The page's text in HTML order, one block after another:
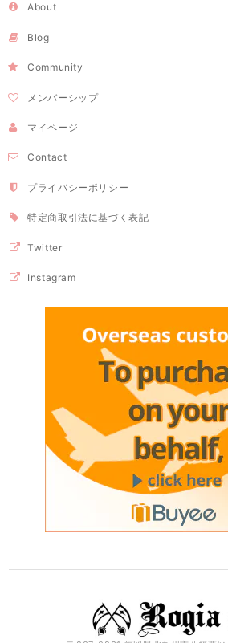
About
Blog
Community
メンバーシップ
マイページ
Contact
プライバシーポリシー
特定商取引法に基づく表記
Twitter
Instagram